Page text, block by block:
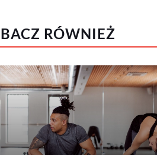
RÓWNIEŻ